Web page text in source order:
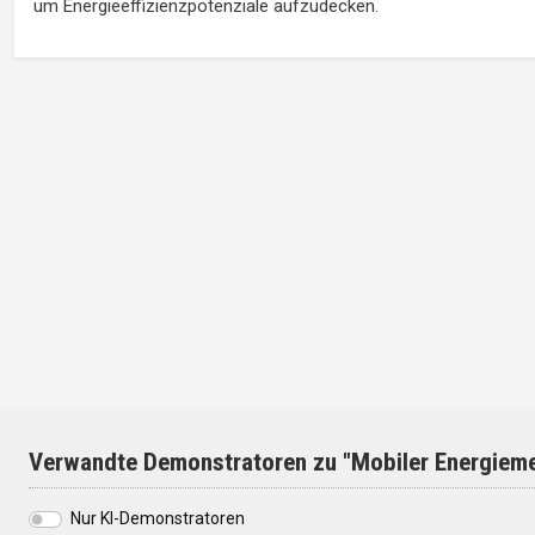
um Energieeffizienzpotenziale aufzudecken.
Verwandte Demonstratoren zu "Mobiler
Nur KI-Demonstratoren